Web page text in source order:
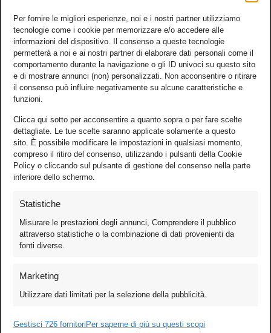
Per fornire le migliori esperienze, noi e i nostri partner utilizziamo
tecnologie come i cookie per memorizzare e/o accedere alle
informazioni del dispositivo. Il consenso a queste tecnologie
permetterà a noi e ai nostri partner di elaborare dati personali come il
comportamento durante la navigazione o gli ID univoci su questo sito
e di mostrare annunci (non) personalizzati. Non acconsentire o ritirare
il consenso può influire negativamente su alcune caratteristiche e
funzioni.
Clicca qui sotto per acconsentire a quanto sopra o per fare scelte
dettagliate. Le tue scelte saranno applicate solamente a questo
sito. È possibile modificare le impostazioni in qualsiasi momento,
compreso il ritiro del consenso, utilizzando i pulsanti della Cookie
Policy o cliccando sul pulsante di gestione del consenso nella parte
inferiore dello schermo.
Statistiche
Misurare le prestazioni degli annunci, Comprendere il pubblico
attraverso statistiche o la combinazione di dati provenienti da
fonti diverse.
Marketing
Utilizzare dati limitati per la selezione della pubblicità.
Gestisci 726 fornitori Per saperne di più su questi scopi
Games